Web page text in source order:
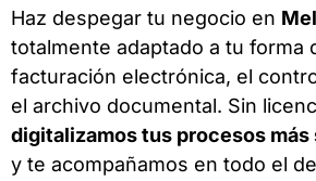
Haz despegar tu negocio en
totalmente adaptado a tu forma
facturación electrónica, el
el archivo documental. Sin
digitalizamos tus procesos más
y te acompañamos en todo el